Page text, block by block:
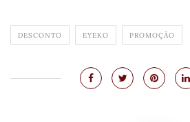
DESCONTO EYEKO PROMOÇÃO